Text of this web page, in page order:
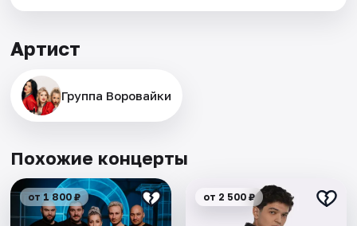
Артист
Группа Воровайки
Похожие концерты
от 1 800 ₽ от 2 500 ₽